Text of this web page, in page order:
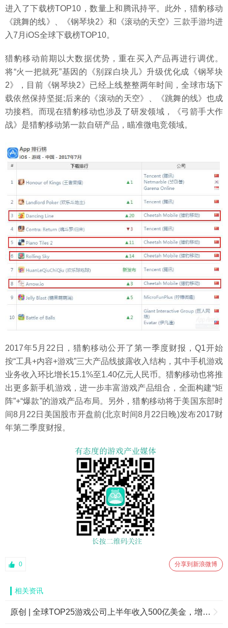
进入了下载榜TOP10，数量上和腾讯持平。此外，猎豹移动
《跳舞的线》、《钢琴块2》和《滚动的天空》三款手游均进
入7月iOS全球下载榜TOP10。
猎豹移动前期以大数据优势，重在买入产品再进行调优。
将“火一把就死”基因的《别踩白块儿》升级优化成《钢琴块
2》，目前《钢琴块2》已经上线整整两年时间，全球市场下
载依然保持坚挺;后来的《滚动的天空》、《跳舞的线》也成
功接档。而现在猎豹移动也涉及了研发领域，《弓箭手大作
战》是猎豹移动第一款自研产品，瞄准微电竞领域。
2017年5月22日，猎豹移动公开了第一季度财报，Q1开始
按“工具+内容+游戏”三大产品线披露收入结构，其中手机游戏
业务收入环比增长15.1%至1.40亿元人民币。猎豹移动也将推
出更多新手机游戏，进一步丰富游戏产品组合，全面构建“矩
阵”+“爆款”的游戏产品布局。另外，猎豹移动将于美国东部时
间8月22日美国股市开盘前(北京时间8月22日晚)发布2017财
年第二季度财报。
0 分享到新浪微博
相关资讯
原创 | 全球TOP25游戏公司上半年收入500亿美金，增长率创四年最低